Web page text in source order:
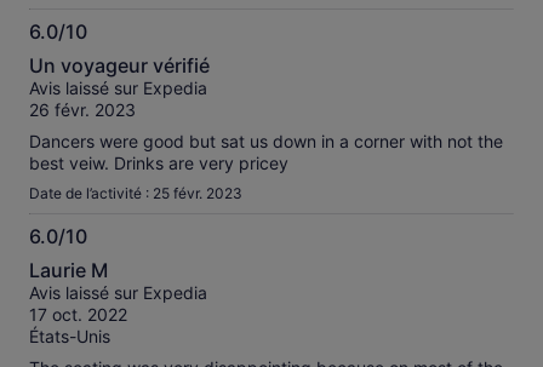
6.0/10
6.0
sur
10
Un voyageur vérifié
Avis laissé sur Expedia
26 févr. 2023
Dancers were good but sat us down in a corner with not the
best veiw. Drinks are very pricey
Date de l’activité : 25 févr. 2023
6.0/10
6.0
sur
10
Laurie M
Avis laissé sur Expedia
17 oct. 2022
États-Unis